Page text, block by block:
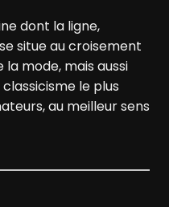
dont la ligne,
situe au croisement
mode, mais aussi
le plus
au meilleur sens